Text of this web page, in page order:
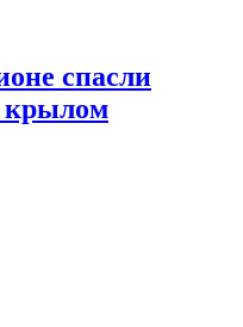
спасли
крылом